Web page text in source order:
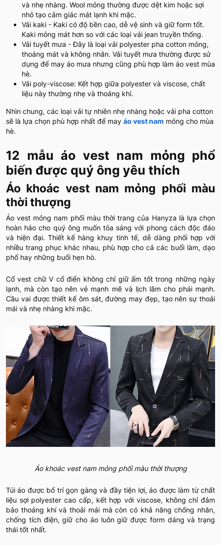
và nhẹ nhàng. Wool mỏng thường được dệt kim hoặc sợi
nhỏ tạo cảm giác mát lạnh khi mặc.
Vải kaki - Kaki có độ bền cao, dễ vệ sinh và giữ form tốt.
Kaki mỏng mát hơn so với các loại vải jean truyền thống.
Vải tuyết mưa - Đây là loại vải polyester pha cotton mỏng,
thoáng mát và không nhăn. Vải tuyết mưa thường được sử
dụng để may áo mưa nhưng cũng phù hợp làm áo vest mùa
hè.
Vải poly-viscose: Kết hợp giữa polyester và viscose, chất
liệu này thường nhẹ và thoáng khí.
Nhìn chung, các loại vải tự nhiên nhẹ nhàng hoặc vải pha cotton
sẽ là lựa chọn phù hợp nhất để may áo vest nam mỏng cho mùa
hè.
12 mẫu áo vest nam mỏng phổ
biến được quý ông yêu thích
Áo khoác vest nam mỏng phối màu
thời thượng
Áo vest mỏng nam phối màu thời trang của Hanyza là lựa chọn
hoàn hảo cho quý ông muốn tỏa sáng với phong cách độc đáo
và hiện đại. Thiết kế hàng khuy tinh tế, dễ dàng phối hợp với
nhiều trang phục khác nhau, phù hợp cho cả các buổi làm, dạo
phố hay những buổi hẹn hò.
Cổ vest chữ V cổ điển không chỉ giữ ấm tốt trong những ngày
lạnh, mà còn tạo nên vẻ mạnh mẽ và lịch lãm cho phái mạnh.
Cầu vai được thiết kế ôm sát, đường may đẹp, tạo nên sự thoải
mái và nhẹ nhàng khi mặc.
Áo khoác vest nam mỏng phối màu thời thượng
Túi áo được bố trí gọn gàng và đầy tiện lợi, áo được làm từ chất
liệu sợi polyester cao cấp, kết hợp với viscose, không chỉ đảm
bảo thoáng khí và thoải mái mà còn có khả năng chống nhăn,
chống tích điện, giữ cho áo luôn giữ được form dáng và trạng
thái tốt nhất.